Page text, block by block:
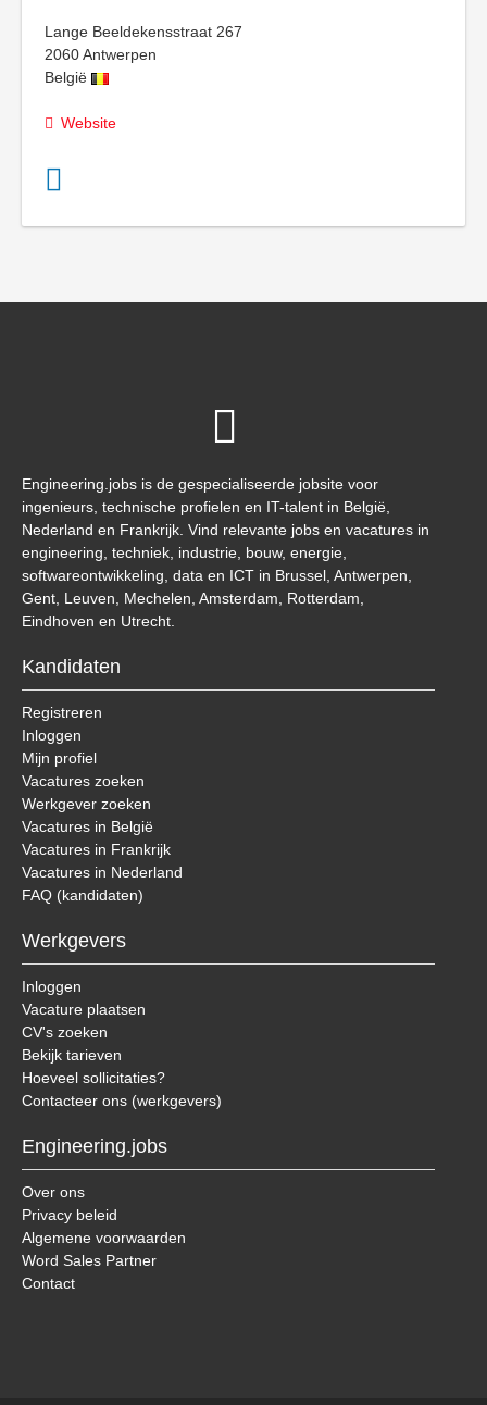
Lange Beeldekensstraat 267
2060Antwerpen
België
Website
Engineering.jobs is de gespecialiseerde jobsite voor
ingenieurs, technische profielen en IT-talent in België,
Nederland en Frankrijk. Vind relevante jobs en vacatures in
engineering, techniek, industrie, bouw, energie,
softwareontwikkeling, data en ICT in Brussel, Antwerpen,
Gent, Leuven, Mechelen, Amsterdam, Rotterdam,
Eindhoven en Utrecht.
Kandidaten
Registreren
Inloggen
Mijn profiel
Vacatures zoeken
Werkgever zoeken
Vacatures in België
Vacatures in Frankrijk
Vacatures in Nederland
FAQ (kandidaten)
Werkgevers
Inloggen
Vacature plaatsen
CV's zoeken
Bekijk tarieven
Hoeveel sollicitaties?
Contacteer ons (werkgevers)
Engineering.jobs
Over ons
Privacy beleid
Algemene voorwaarden
Word Sales Partner
Contact